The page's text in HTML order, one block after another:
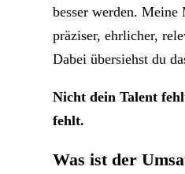
besser werden. Meine
präziser, ehrlicher,
Dabei übersiehst du
Nicht dein Talent
fehlt.
Was ist der